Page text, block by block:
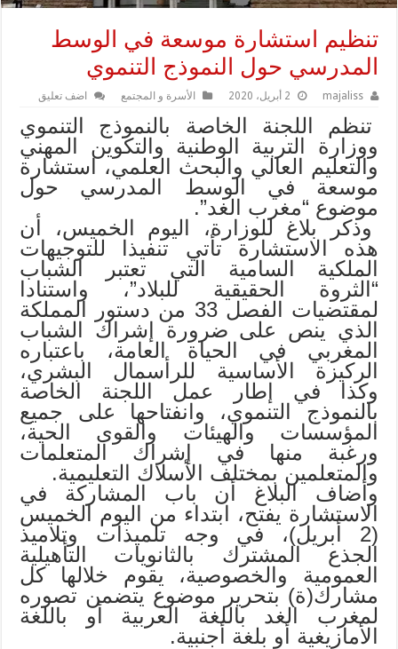
تنظيم استشارة موسعة في الوسط
المدرسي حول النموذج التنموي
majaliss 2 أبريل، 2020 الأسرة و المجتمع اضف تعليق
تنظم اللجنة الخاصة بالنموذج التنموي
ووزارة التربية الوطنية والتكوين المهني
والتعليم العالي والبحث العلمي، استشارة
موسعة في الوسط المدرسي حول
موضوع “مغرب الغد”.
وذكر بلاغ للوزارة، اليوم الخميس، أن
هذه الاستشارة تأتي تنفيذا للتوجيهات
الملكية السامية التي تعتبر الشباب
“الثروة الحقيقية للبلاد”، واستنادا
لمقتضيات الفصل 33 من دستور المملكة
الذي ينص على ضرورة إشراك الشباب
المغربي في الحياة العامة، باعتباره
الركيزة الأساسية للرأسمال البشري،
وكذا في إطار عمل اللجنة الخاصة
بالنموذج التنموي، وانفتاحها على جميع
المؤسسات والهيئات والقوى الحية،
ورغبة منها في إشراك المتعلمات
والمتعلمين بمختلف الأسلاك التعليمية.
وأضاف البلاغ أن باب المشاركة في
الاستشارة يفتح، ابتداء من اليوم الخميس
(2 أبريل)، في وجه تلميذات وتلاميذ
الجذع المشترك بالثانويات التأهيلية
العمومية والخصوصية، يقوم خلالها كل
مشارك(ة) بتحرير موضوع يتضمن تصوره
لمغرب الغد باللغة العربية أو باللغة
الأمازيغية أو بلغة أجنبية.